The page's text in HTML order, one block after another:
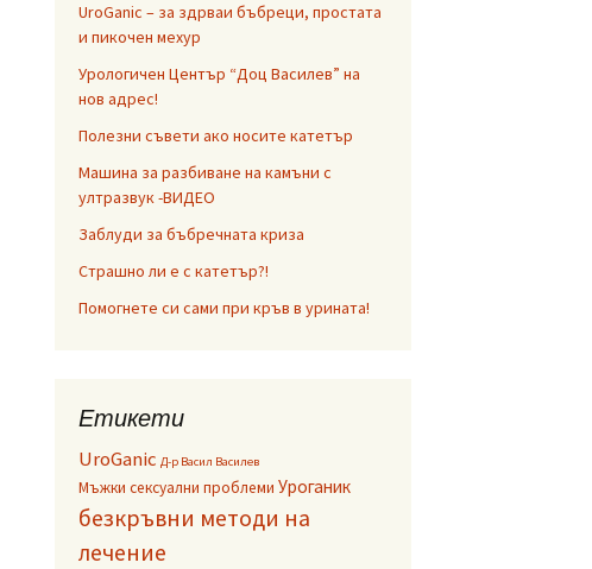
UroGanic – за здрваи бъбреци, простата
и пикочен мехур
Урологичен Център “Доц Василев” на
нов адрес!
Полезни съвети ако носите катетър
Машина за разбиване на камъни с
ултразвук -ВИДЕО
Заблуди за бъбречната криза
Страшно ли е с катетър?!
Помогнете си сами при кръв в урината!
Етикети
UroGanic Д-р Васил Василев
Мъжки сексуални проблеми Уроганик
безкръвни методи на
лечение